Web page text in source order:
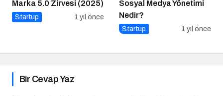
Marka 5.0 Zirvesi (2025)
Startup 1 yıl önce
Sosyal Medya Yönetimi
Nedir?
Startup 1 yıl önce
Bir Cevap Yaz